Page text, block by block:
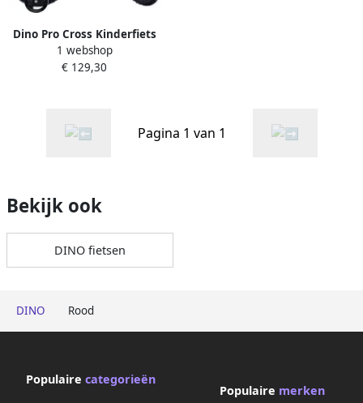
DINO Rood
Dino Pro Cross Kinderfiets
16 Inch van 4-6 Jaar met
Zijwieltjes Jongensfiets
1 webshop
€ 129,30
Pagina 1 van 1
Bekijk ook
DINO fietsen
Populaire categorieën
Populaire merken